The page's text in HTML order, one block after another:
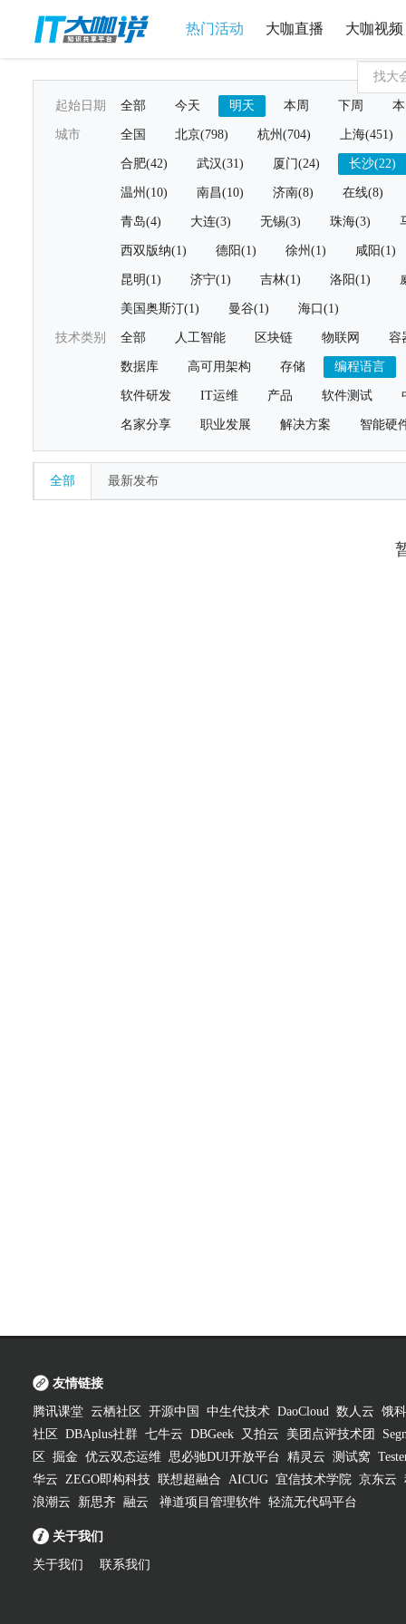
热门活动 大咖直播 大咖视频
起始日期 全部 今天 明天 本周 下周
城市 全国 北京(798) 杭州(704) 上海(451)
合肥(42) 武汉(31) 厦门(24) 长沙(22)
温州(10) 南昌(10) 济南(8) 在线(8)
青岛(4) 大连(3) 无锡(3) 珠海(3)
西双版纳(1) 德阳(1) 徐州(1) 咸阳(1)
昆明(1) 济宁(1) 吉林(1) 洛阳(1)
美国奥斯汀(1) 曼谷(1) 海口(1)
技术类别 全部 人工智能 区块链 物联网 容
数据库 高可用架构 存储 编程语言
软件研发 IT运维 产品 软件测试
名家分享 职业发展 解决方案 智能硬
全部 最新发布
友情链接
腾讯课堂 云栖社区 开源中国 中生代技术 DaoCloud 数人云 饿
社区
DBAplus社群 七牛云 DBGeek 又拍云 美团点评技术团
区
掘金 优云双态运维 思必驰DUI开放平台 精灵云 测试窝
华云 ZEGO即构科技 联想超融合 AICUG 宜信技术学院 京东云
浪潮云
新思齐 融云 禅道项目管理软件 轻流无代码平台
关于我们
关于我们 联系我们